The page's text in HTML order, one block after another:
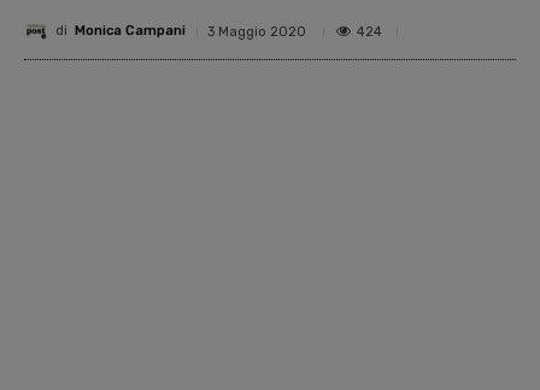
di Monica Campani 3 Maggio 2020 424